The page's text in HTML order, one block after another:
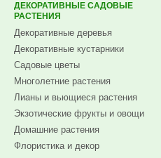
ДЕКОРАТИВНЫЕ САДОВЫЕ
РАСТЕНИЯ
Декоративные деревья
Декоративные кустарники
Садовые цветы
Многолетние растения
Лианы и вьющиеся растения
Экзотические фрукты и овощи
Домашние растения
Флористика и декор